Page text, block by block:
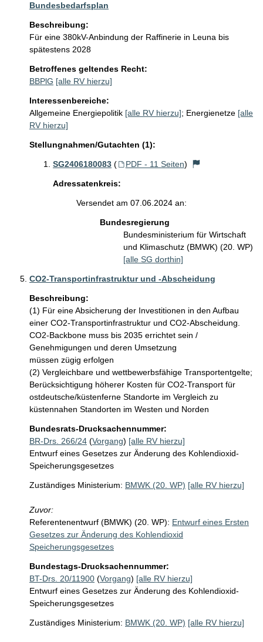
Bundesbedarfsplan
Beschreibung:
Für eine 380kV-Anbindung der Raffinerie in Leuna bis
spätestens 2028
Betroffenes geltendes Recht:
BBPlG [alle RV hierzu]
Interessenbereiche:
Allgemeine Energiepolitik [alle RV hierzu]; Energienetze [alle
RV hierzu]
Stellungnahmen/Gutachten (1):
SG2406180083 ( PDF - 11 Seiten)
Adressatenkreis:
Versendet am 07.06.2024 an:
Bundesregierung
Bundesministerium für Wirtschaft
und Klimaschutz (BMWK) (20. WP)
[alle SG dorthin]
CO2-Transportinfrastruktur und -Abscheidung
Beschreibung:
(1) Für eine Absicherung der Investitionen in den Aufbau
einer CO2-Transportinfrastruktur und CO2-Abscheidung.
CO2-Backbone muss bis 2035 errichtet sein /
Genehmigungen und deren Umsetzung
müssen zügig erfolgen
(2) Vergleichbare und wettbewerbsfähige Transportentgelte;
Berücksichtigung höherer Kosten für CO2-Transport für
ostdeutsche/küstenferne Standorte im Vergleich zu
küstennahen Standorten im Westen und Norden
Bundesrats-Drucksachennummer:
BR-Drs. 266/24 (Vorgang) [alle RV hierzu]
Entwurf eines Gesetzes zur Änderung des Kohlendioxid-
Speicherungsgesetzes
Zuständiges Ministerium: BMWK (20. WP) [alle RV hierzu]
Zuvor:
Referentenentwurf (BMWK) (20. WP): Entwurf eines Ersten
Gesetzes zur Änderung des Kohlendioxid
Speicherungsgesetzes
Bundestags-Drucksachennummer:
BT-Drs. 20/11900 (Vorgang) [alle RV hierzu]
Entwurf eines Gesetzes zur Änderung des Kohlendioxid-
Speicherungsgesetzes
Zuständiges Ministerium: BMWK (20. WP) [alle RV hierzu]